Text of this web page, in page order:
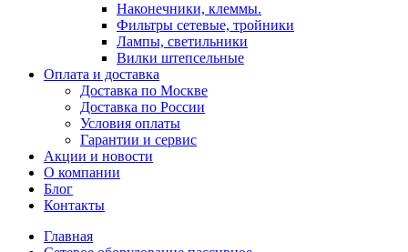
Наконечники, клеммы.
Фильтры сетевые, тройники
Лампы, светильники
Вилки штепсельные
Оплата и доставка
Доставка по Москве
Доставка по России
Условия оплаты
Гарантии и сервис
Акции и новости
О компании
Блог
Контакты
Главная